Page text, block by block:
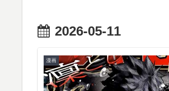
2026-05-11
漫画